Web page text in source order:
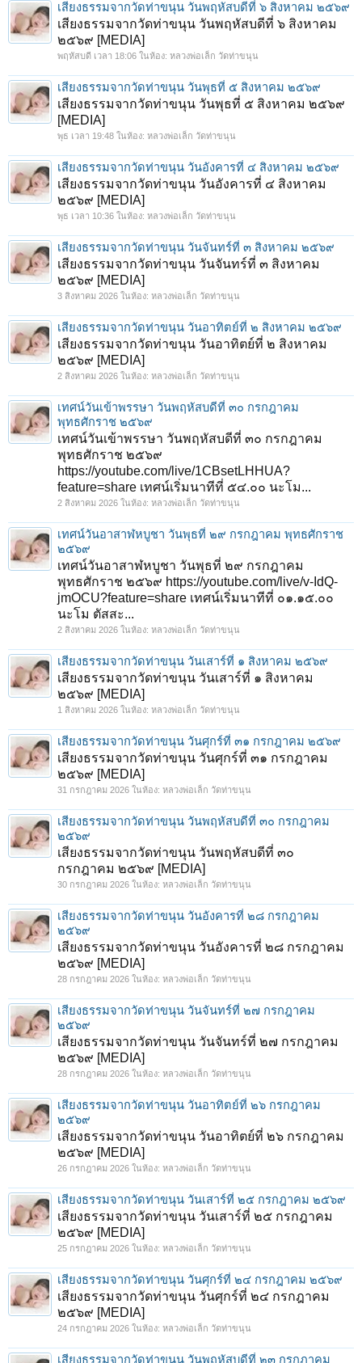
เสียงธรรมจากวัดท่าขนุน วันพฤหัสบดีที่ ๖ สิงหาคม ๒๕๖๙
เสียงธรรมจากวัดท่าขนุน วันพฤหัสบดีที่ ๖ สิงหาคม
๒๕๖๙ [MEDIA]
พฤหัสบดี เวลา 18:06 ในห้อง: หลวงพ่อเล็ก วัดท่าขนุน
เสียงธรรมจากวัดท่าขนุน วันพุธที่ ๕ สิงหาคม ๒๕๖๙
เสียงธรรมจากวัดท่าขนุน วันพุธที่ ๕ สิงหาคม ๒๕๖๙
[MEDIA]
พุธ เวลา 19:48 ในห้อง: หลวงพ่อเล็ก วัดท่าขนุน
เสียงธรรมจากวัดท่าขนุน วันอังคารที่ ๔ สิงหาคม ๒๕๖๙
เสียงธรรมจากวัดท่าขนุน วันอังคารที่ ๔ สิงหาคม
๒๕๖๙ [MEDIA]
พุธ เวลา 10:36 ในห้อง: หลวงพ่อเล็ก วัดท่าขนุน
เสียงธรรมจากวัดท่าขนุน วันจันทร์ที่ ๓ สิงหาคม ๒๕๖๙
เสียงธรรมจากวัดท่าขนุน วันจันทร์ที่ ๓ สิงหาคม
๒๕๖๙ [MEDIA]
3 สิงหาคม 2026 ในห้อง: หลวงพ่อเล็ก วัดท่าขนุน
เสียงธรรมจากวัดท่าขนุน วันอาทิตย์ที่ ๒ สิงหาคม ๒๕๖๙
เสียงธรรมจากวัดท่าขนุน วันอาทิตย์ที่ ๒ สิงหาคม
๒๕๖๙ [MEDIA]
2 สิงหาคม 2026 ในห้อง: หลวงพ่อเล็ก วัดท่าขนุน
เทศน์วันเข้าพรรษา วันพฤหัสบดีที่ ๓๐ กรกฎาคม
พุทธศักราช ๒๕๖๙
เทศน์วันเข้าพรรษา วันพฤหัสบดีที่ ๓๐ กรกฎาคม
พุทธศักราช ๒๕๖๙
https://youtube.com/live/1CBsetLHHUA?
feature=share เทศน์เริ่มนาทีที่ ๕๔.๐๐ นะโม...
2 สิงหาคม 2026 ในห้อง: หลวงพ่อเล็ก วัดท่าขนุน
เทศน์วันอาสาฬหบูชา วันพุธที่ ๒๙ กรกฎาคม พุทธศักราช
๒๕๖๙
เทศน์วันอาสาฬหบูชา วันพุธที่ ๒๙ กรกฎาคม
พุทธศักราช ๒๕๖๙ https://youtube.com/live/v-IdQ-
jmOCU?feature=share เทศน์เริ่มนาทีที่ ๐๑.๑๕.๐๐
นะโม ตัสสะ...
2 สิงหาคม 2026 ในห้อง: หลวงพ่อเล็ก วัดท่าขนุน
เสียงธรรมจากวัดท่าขนุน วันเสาร์ที่ ๑ สิงหาคม ๒๕๖๙
เสียงธรรมจากวัดท่าขนุน วันเสาร์ที่ ๑ สิงหาคม
๒๕๖๙ [MEDIA]
1 สิงหาคม 2026 ในห้อง: หลวงพ่อเล็ก วัดท่าขนุน
เสียงธรรมจากวัดท่าขนุน วันศุกร์ที่ ๓๑ กรกฎาคม ๒๕๖๙
เสียงธรรมจากวัดท่าขนุน วันศุกร์ที่ ๓๑ กรกฎาคม
๒๕๖๙ [MEDIA]
31 กรกฎาคม 2026 ในห้อง: หลวงพ่อเล็ก วัดท่าขนุน
เสียงธรรมจากวัดท่าขนุน วันพฤหัสบดีที่ ๓๐ กรกฎาคม
๒๕๖๙
เสียงธรรมจากวัดท่าขนุน วันพฤหัสบดีที่ ๓๐
กรกฎาคม ๒๕๖๙ [MEDIA]
30 กรกฎาคม 2026 ในห้อง: หลวงพ่อเล็ก วัดท่าขนุน
เสียงธรรมจากวัดท่าขนุน วันอังคารที่ ๒๘ กรกฎาคม
๒๕๖๙
เสียงธรรมจากวัดท่าขนุน วันอังคารที่ ๒๘ กรกฎาคม
๒๕๖๙ [MEDIA]
28 กรกฎาคม 2026 ในห้อง: หลวงพ่อเล็ก วัดท่าขนุน
เสียงธรรมจากวัดท่าขนุน วันจันทร์ที่ ๒๗ กรกฎาคม
๒๕๖๙
เสียงธรรมจากวัดท่าขนุน วันจันทร์ที่ ๒๗ กรกฎาคม
๒๕๖๙ [MEDIA]
28 กรกฎาคม 2026 ในห้อง: หลวงพ่อเล็ก วัดท่าขนุน
เสียงธรรมจากวัดท่าขนุน วันอาทิตย์ที่ ๒๖ กรกฎาคม
๒๕๖๙
เสียงธรรมจากวัดท่าขนุน วันอาทิตย์ที่ ๒๖ กรกฎาคม
๒๕๖๙ [MEDIA]
26 กรกฎาคม 2026 ในห้อง: หลวงพ่อเล็ก วัดท่าขนุน
เสียงธรรมจากวัดท่าขนุน วันเสาร์ที่ ๒๕ กรกฎาคม ๒๕๖๙
เสียงธรรมจากวัดท่าขนุน วันเสาร์ที่ ๒๕ กรกฎาคม
๒๕๖๙ [MEDIA]
25 กรกฎาคม 2026 ในห้อง: หลวงพ่อเล็ก วัดท่าขนุน
เสียงธรรมจากวัดท่าขนุน วันศุกร์ที่ ๒๔ กรกฎาคม ๒๕๖๙
เสียงธรรมจากวัดท่าขนุน วันศุกร์ที่ ๒๔ กรกฎาคม
๒๕๖๙ [MEDIA]
24 กรกฎาคม 2026 ในห้อง: หลวงพ่อเล็ก วัดท่าขนุน
เสียงธรรมจากวัดท่าขนุน วันพฤหัสบดีที่ ๒๓ กรกฎาคม